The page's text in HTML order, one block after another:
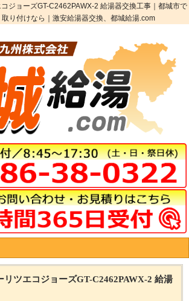
ジョーズGT-C2462PAWX-2 給湯器交換工事｜都城市で
り付けなら｜激安給湯器交換、都城給湯.com
リツエコジョーズGT-C2462PAWX-2 給湯